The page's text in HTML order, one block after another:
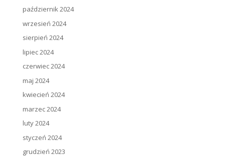
październik 2024
wrzesień 2024
sierpień 2024
lipiec 2024
czerwiec 2024
maj 2024
kwiecień 2024
marzec 2024
luty 2024
styczeń 2024
grudzień 2023